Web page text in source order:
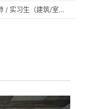
（上海）空间里建筑设计事务所 – 项目建筑师 / 室内设计师 / 实习生（建筑/室内）